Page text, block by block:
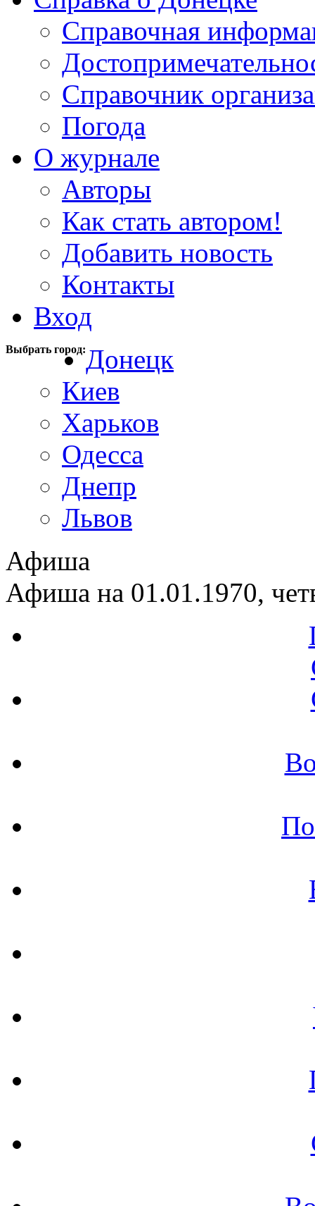
Справочная
Справочник
Погода
О журнале
Авторы
Как стать автором!
Добавить новость
Контакты
Вход
Выбрать город:Донецк
Киев
Харьков
Одесса
Днепр
Львов
Афиша
Афиша на 01.01.1970,